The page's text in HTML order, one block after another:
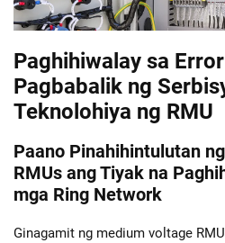
Paghihiwalay sa
Pagbabalik ng
Teknolohiya ng RMU
Paano Pinahihintulutan
RMUs ang Tiyak na
mga Ring Network
Ginagamit ng medium voltage